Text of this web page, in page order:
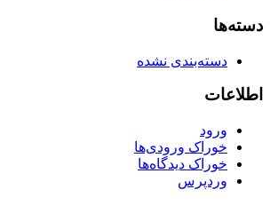
دسته‌ها
دسته‌بندی نشده
اطلاعات
ورود
خوراک ورودی‌ها
خوراک دیدگاه‌ها
وردپرس